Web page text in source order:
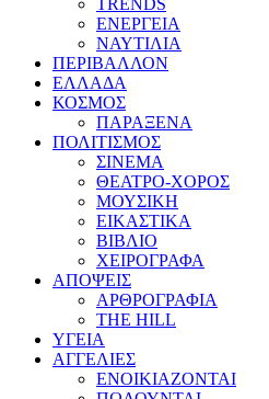
TRENDS
ΕΝΕΡΓΕΙΑ
ΝΑΥΤΙΛΙΑ
ΠΕΡΙΒΑΛΛΟΝ
ΕΛΛΑΔΑ
ΚΟΣΜΟΣ
ΠΑΡΑΞΕΝΑ
ΠΟΛΙΤΙΣΜΟΣ
ΣΙΝΕΜΑ
ΘΕΑΤΡΟ-ΧΟΡΟΣ
ΜΟΥΣΙΚΗ
ΕΙΚΑΣΤΙΚΑ
ΒΙΒΛΙΟ
ΧΕΙΡΟΓΡΑΦΑ
ΑΠΟΨΕΙΣ
ΑΡΘΡΟΓΡΑΦΙΑ
THE HILL
ΥΓΕΙΑ
ΑΓΓΕΛΙΕΣ
ΕΝΟΙΚΙΑΖΟΝΤΑΙ